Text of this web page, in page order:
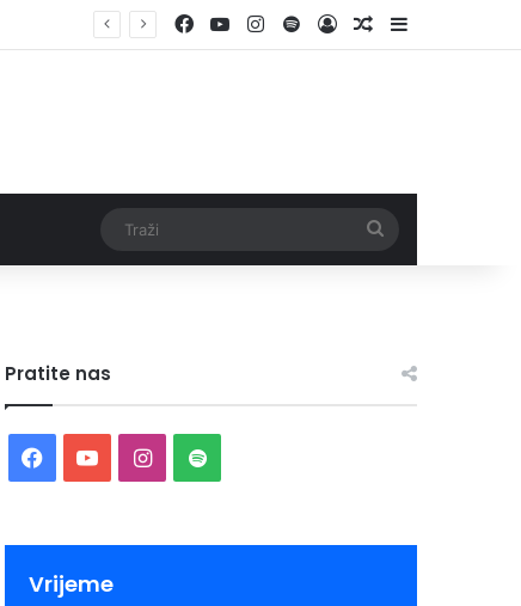
Facebook
YouTubeInstagram
SpotifyLog InRandom Article
Sidebar
Pratite nas
Facebook
YouTubeInstagram
Spotify
Vrijeme